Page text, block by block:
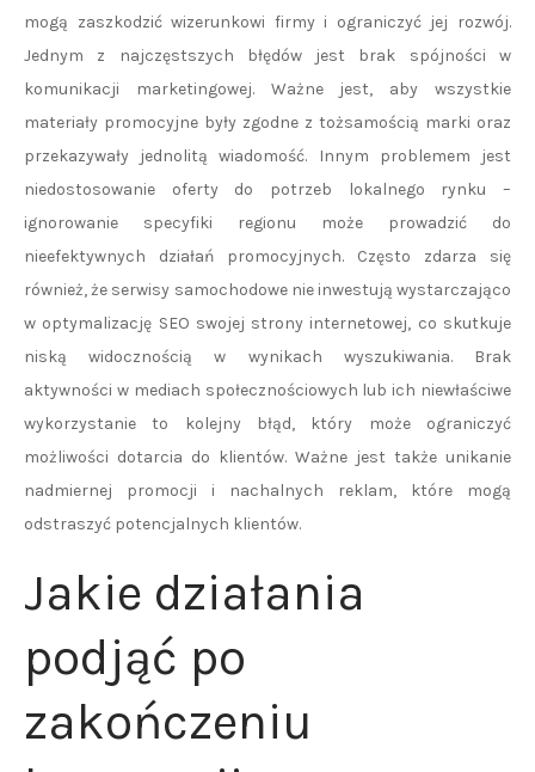
mogą zaszkodzić wizerunkowi firmy i ograniczyć jej rozwój.
Jednym z najczęstszych błędów jest brak spójności w
komunikacji marketingowej. Ważne jest, aby wszystkie
materiały promocyjne były zgodne z tożsamością marki oraz
przekazywały jednolitą wiadomość. Innym problemem jest
niedostosowanie oferty do potrzeb lokalnego rynku –
ignorowanie specyfiki regionu może prowadzić do
nieefektywnych działań promocyjnych. Często zdarza się
również, że serwisy samochodowe nie inwestują wystarczająco
w optymalizację SEO swojej strony internetowej, co skutkuje
niską widocznością w wynikach wyszukiwania. Brak
aktywności w mediach społecznościowych lub ich niewłaściwe
wykorzystanie to kolejny błąd, który może ograniczyć
możliwości dotarcia do klientów. Ważne jest także unikanie
nadmiernej promocji i nachalnych reklam, które mogą
odstraszyć potencjalnych klientów.
Jakie działania
podjąć po
zakończeniu